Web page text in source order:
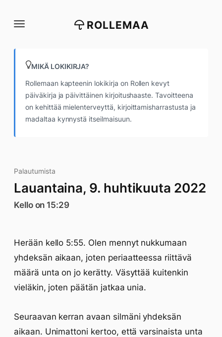
suoraan
ROLLEMAA
MIKÄ LOKIKIRJA?
Rollemaan kapteenin lokikirja on Rollen kevyt
päiväkirja ja päivittäinen kirjoitushaaste. Tavoitteena
on kehittää mielenterveyttä, kirjoittamisharrastusta ja
madaltaa kynnystä itseilmaisuun.
Palautumista
Lauantaina, 9. huhtikuuta 2022
Kello on 15:29
Herään kello 5:55. Olen mennyt nukkumaan
yhdeksän aikaan, joten periaatteessa riittävä
määrä unta on jo kerätty. Väsyttää kuitenkin
vieläkin, joten päätän jatkaa unia.
Seuraavan kerran avaan silmäni yhdeksän
aikaan. Unimattoni kertoo, että varsinaista unta